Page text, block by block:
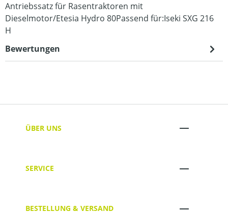
Antriebssatz für Rasentraktoren mit
Dieselmotor/Etesia Hydro 80Passend für:Iseki SXG 216
H
Bewertungen
ÜBER UNS
SERVICE
BESTELLUNG & VERSAND